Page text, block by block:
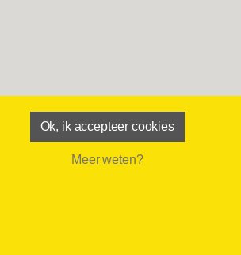
promotie!
Ok, ik accepteer cookies
Meer weten?